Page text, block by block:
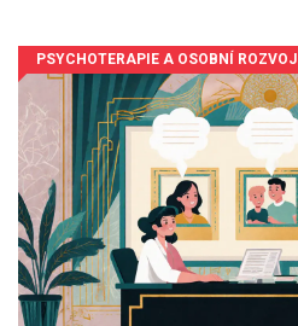
PSYCHOTERAPIE A OSOBNÍ ROZVOJ